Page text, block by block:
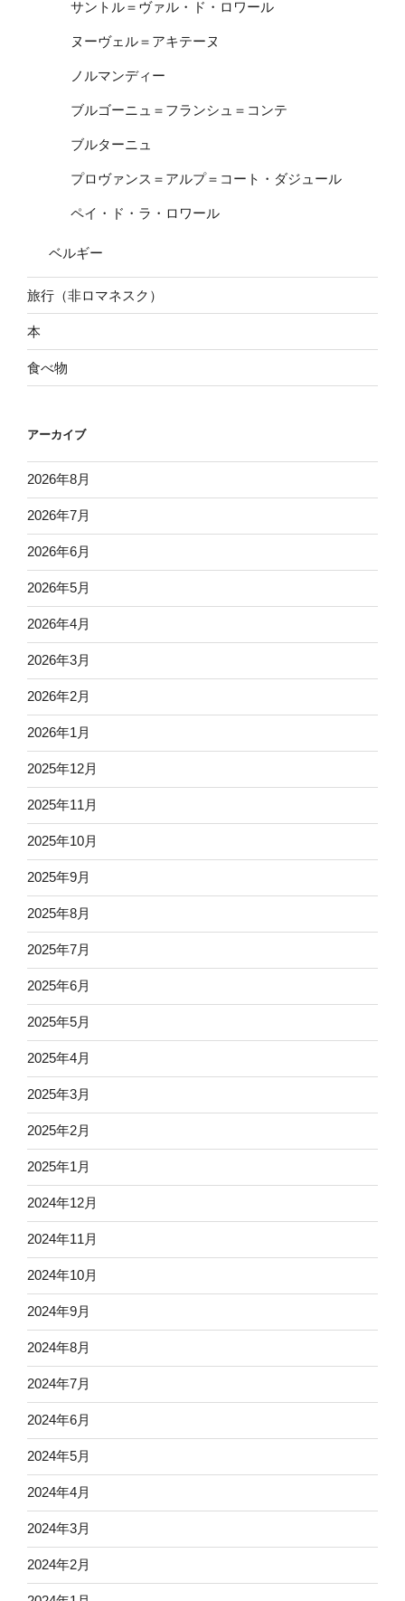
サントル＝ヴァル・ド・ロワール
ヌーヴェル＝アキテーヌ
ノルマンディー
ブルゴーニュ＝フランシュ＝コンテ
ブルターニュ
プロヴァンス＝アルプ＝コート・ダジュール
ペイ・ド・ラ・ロワール
ベルギー
旅行（非ロマネスク）
本
食べ物
アーカイブ
2026年8月
2026年7月
2026年6月
2026年5月
2026年4月
2026年3月
2026年2月
2026年1月
2025年12月
2025年11月
2025年10月
2025年9月
2025年8月
2025年7月
2025年6月
2025年5月
2025年4月
2025年3月
2025年2月
2025年1月
2024年12月
2024年11月
2024年10月
2024年9月
2024年8月
2024年7月
2024年6月
2024年5月
2024年4月
2024年3月
2024年2月